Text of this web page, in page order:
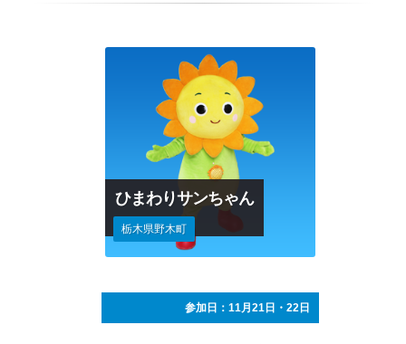
ひまわりサンちゃん
栃木県野木町
参加日：11月21日・22日